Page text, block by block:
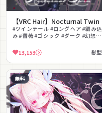
【VRC Hair】Nocturnal Twin
#ツインテール #ロングヘア #編み込
み #薔薇 #ゴシック #ダーク #幻想的
応13,153 髪型
無料